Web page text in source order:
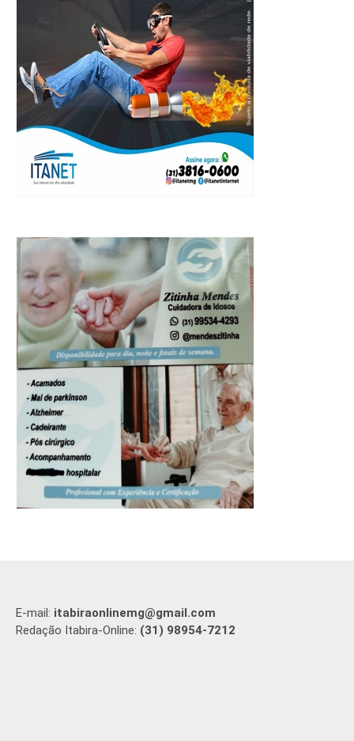
E-mail: itabiraonlinemg@gmail.com
Redação Itabira-Online: (31) 98954-7212